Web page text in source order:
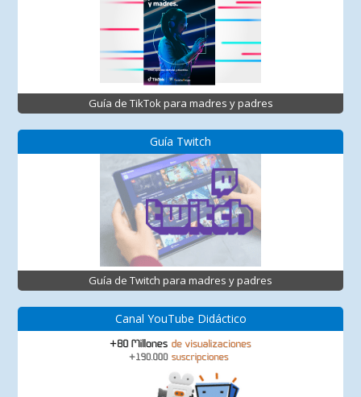
Guía de TikTok para madres y padres
Guía Twitch
Guía de Twitch para madres y padres
Canal YouTube Didáctico